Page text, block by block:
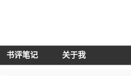
书评笔记 关于我